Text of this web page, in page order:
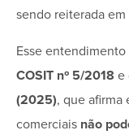
sendo reiterada
Esse
COSIT nº 5/2018 e
(2025), que afirma
comerciais não